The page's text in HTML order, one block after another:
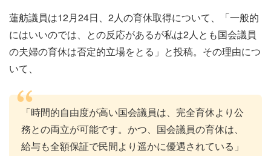
蓮舫議員は12月24日、2人の育休取得について、「一般的
にはいいのでは、との反応があるが私は2人とも国会議員
の夫婦の育休は否定的立場をとる」と投稿。その理由につ
いて、
「時間的自由度が高い国会議員は、完全育休より公
務との両立が可能です。かつ、国会議員の育休は、
給与も全額保証で民間より遥かに優遇されている」